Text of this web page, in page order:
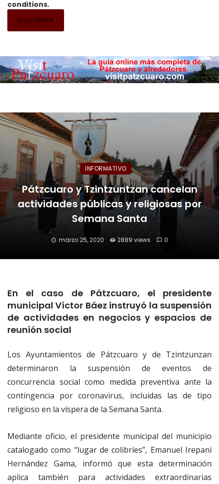
conditions.
INFORMATIVO
Pátzcuaro y Tzintzuntzan cancelan
actividades públicas y religiosas por
Semana Santa
marzo 25, 2020 2889 views 0
En el caso de Pátzcuaro, el presidente
municipal Víctor Báez instruyó la suspensión
de actividades en negocios y espacios de
reunión social
Los Ayuntamientos de Pátzcuaro y de Tzintzunzan
determinaron la suspensión de eventos de
concurrencia social como medida preventiva ante la
contingencia por coronavirus, incluidas las de tipo
religioso en la víspera de la Semana Santa.
Mediante oficio, el presidente municipal del municipio
catalogado como “lugar de colibríes”, Emanuel Irepani
Hernández Gama, informó que esta determinación
aplica también para actividades extraordinarias